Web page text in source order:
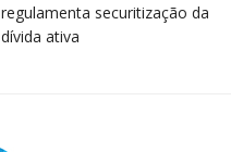
regulamenta securitização da
dívida ativa